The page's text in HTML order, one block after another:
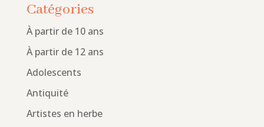
Catégories
À partir de 10 ans
À partir de 12 ans
Adolescents
Antiquité
Artistes en herbe